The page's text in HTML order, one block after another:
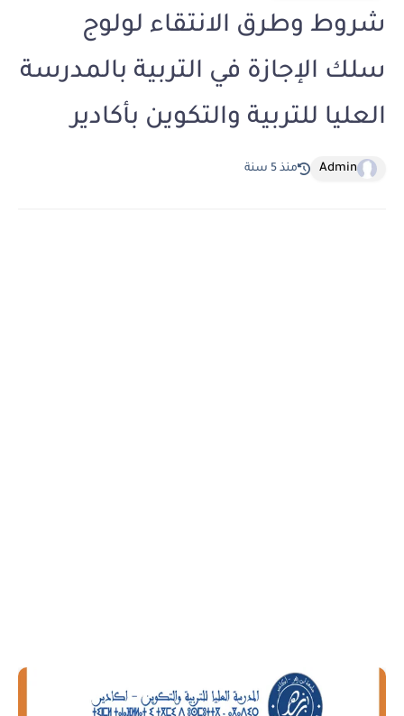
شروط وطرق الانتقاء لولوج
سلك الإجازة في التربية بالمدرسة
العليا للتربية والتكوين بأكادير
Admin منذ 5 سنة